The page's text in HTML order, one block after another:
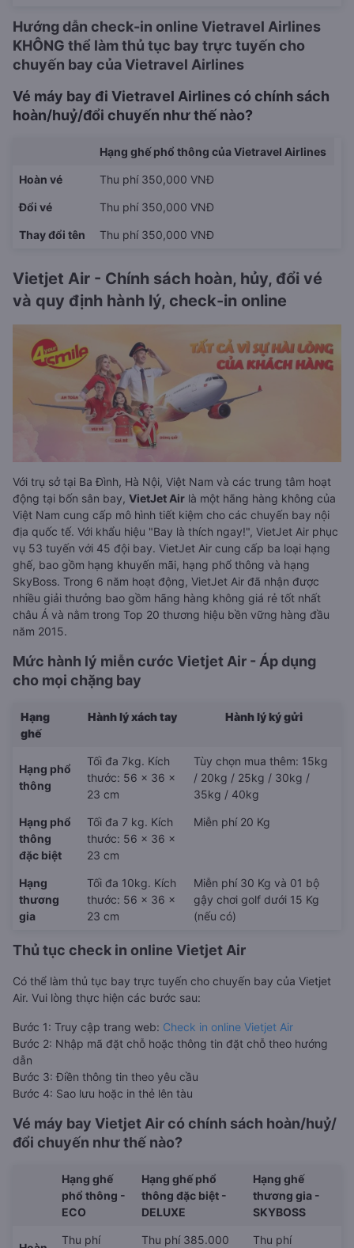
Hướng dẫn check-in online Vietravel Airlines
KHÔNG thể làm thủ tục bay trực tuyến cho
chuyến bay của Vietravel Airlines
Vé máy bay đi Vietravel Airlines có chính sách
hoàn/huỷ/đổi chuyến như thế nào?
Hạng ghế phổ thông của Vietravel Airlines
Hoàn vé Thu phí 350,000 VNĐ
Đổi vé Thu phí 350,000 VNĐ
Thay đổi tên Thu phí 350,000 VNĐ
Vietjet Air - Chính sách hoàn, hủy, đổi vé
và quy định hành lý, check-in online
Với trụ sở tại Ba Đình, Hà Nội, Việt Nam và các trung tâm hoạt
động tại bốn sân bay, VietJet Air là một hãng hàng không của
Việt Nam cung cấp mô hình tiết kiệm cho các chuyến bay nội
địa quốc tế. Với khẩu hiệu "Bay là thích ngay!", VietJet Air phục
vụ 53 tuyến với 45 đội bay. VietJet Air cung cấp ba loại hạng
ghế, bao gồm hạng khuyến mãi, hạng phổ thông và hạng
SkyBoss. Trong 6 năm hoạt động, VietJet Air đã nhận được
nhiều giải thưởng bao gồm hãng hàng không giá rẻ tốt nhất
châu Á và nằm trong Top 20 thương hiệu bền vững hàng đầu
năm 2015.
Mức hành lý miễn cước Vietjet Air - Áp dụng
cho mọi chặng bay
Hạng
ghế
Hành lý xách tay Hành lý ký gửi
Hạng phổ
thông
Tối đa 7kg. Kích
thước: 56 x 36 x
23 cm
Tùy chọn mua thêm: 15kg
/ 20kg / 25kg / 30kg /
35kg / 40kg
Hạng phổ
thông
đặc biệt
Tối đa 7 kg. Kích
thước: 56 x 36 x
23 cm
Miễn phí 20 Kg
Hạng
thương
gia
Tối đa 10kg. Kích
thước: 56 x 36 x
23 cm
Miễn phí 30 Kg và 01 bộ
gậy chơi golf dưới 15 Kg
(nếu có)
Thủ tục check in online Vietjet Air
Có thể làm thủ tục bay trực tuyến cho chuyến bay của Vietjet
Air. Vui lòng thực hiện các bước sau:
Bước 1: Truy cập trang web: Check in online Vietjet Air
Bước 2: Nhập mã đặt chỗ hoặc thông tin đặt chỗ theo hướng
dẫn
Bước 3: Điền thông tin theo yêu cầu
Bước 4: Sao lưu hoặc in thẻ lên tàu
Vé máy bay Vietjet Air có chính sách hoàn/huỷ/
đổi chuyến như thế nào?
Hạng ghế
phổ thông -
ECO
Hạng ghế phổ
thông đặc biệt -
DELUXE
Hạng ghế
thương gia -
SKYBOSS
Thu phí
Thu phí 385.000
Thu phí